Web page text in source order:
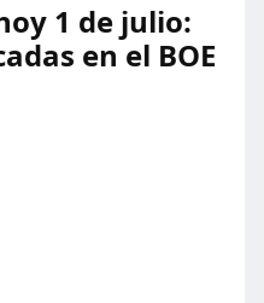
1 de julio:
en el BOE